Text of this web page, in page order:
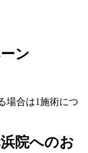
ン
場合は1施術につ
院へのお